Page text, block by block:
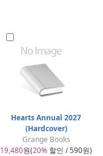
Hearts Annual 2027
(Hardcover)
Grange Books
19,480원(20% 할인 / 590원)